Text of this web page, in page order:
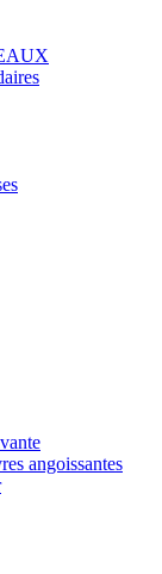
angoissantes